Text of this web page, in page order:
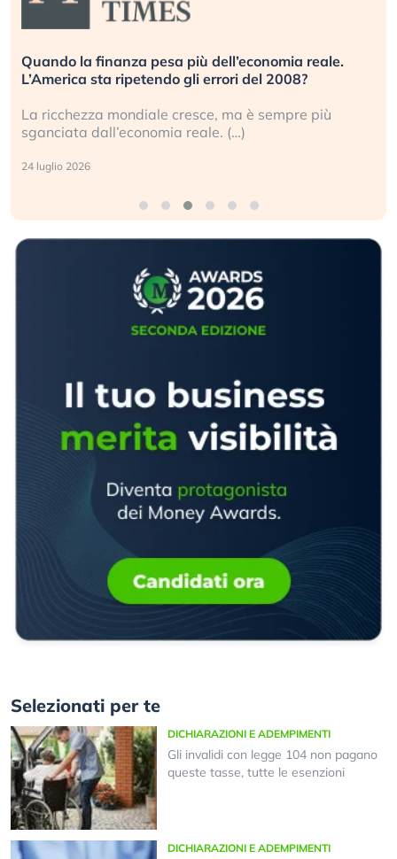
Quando la finanza pesa più dell’economia reale.
L’America sta ripetendo gli errori del 2008?
La ricchezza mondiale cresce, ma è sempre più
sganciata dall’economia reale. (…)
24 luglio 2026
Selezionati per te
DICHIARAZIONI E ADEMPIMENTI
Gli invalidi con legge 104 non pagano
queste tasse, tutte le esenzioni
DICHIARAZIONI E ADEMPIMENTI